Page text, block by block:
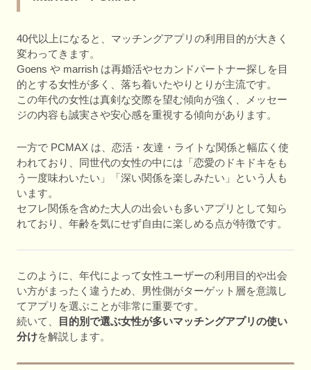
40代以上になると、マッチングアプリの利用目的が大きく
変わってきます。
Goens や marrish は再婚活やセカンドパートナー探しを目
的とする女性が多く、落ち着いたやりとりが主流です。
この年代の女性は真剣な交際を望む傾向が強く、メッセー
ジの内容も誠実さや安心感を重視する傾向があります。
一方で PCMAX は、恋活・友達・ライトな関係と幅広く使
われており、同世代の女性の中には「恋愛のドキドキをも
う一度味わいたい」「深い関係を楽しみたい」という人も
います。
セフレ関係を含めた大人の出会いも多いアプリとして知ら
れており、年齢を気にせず自由に楽しめる点が特徴です。
このように、年代によって女性ユーザーの利用目的や出会
い方がまったく違うため、男性側がターゲット層を意識し
てアプリを選ぶことが非常に重要です。
続いて、
目的別で選ぶ女性が多いマッチングアプリの使い
分けを解説します。